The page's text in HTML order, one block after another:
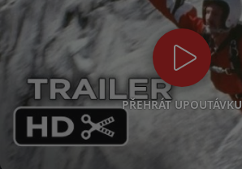
PŘEHRÁT UPOUTÁVKU